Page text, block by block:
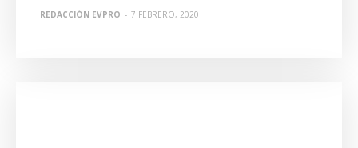
REDACCIÓN EVPRO - 7 FEBRERO, 2020